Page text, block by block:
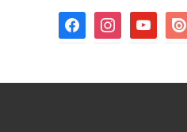
facebookinstagramyoutubeissuu